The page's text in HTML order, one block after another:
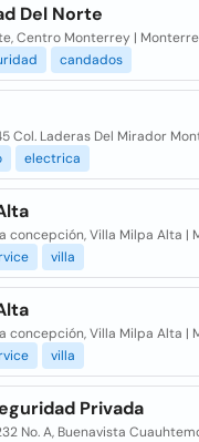
Del Norte
Centro Monterrey |
candados
Col. Laderas Del Mirador
electrica
concepción, Villa Milpa Alta |
villa
concepción, Villa Milpa Alta |
villa
Privada
No. A, Buenavista